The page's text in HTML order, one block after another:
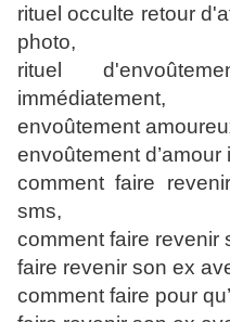
rituel occulte retour
photo,
rituel
immédiatement,
envoûtement
envoûtement d’amour
comment faire
sms,
comment faire revenir
faire revenir son ex
comment faire pour